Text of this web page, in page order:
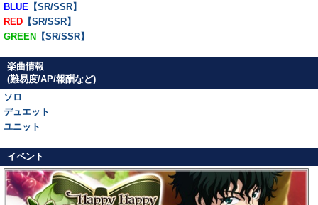
BLUE 【SR/SSR】
RED 【SR/SSR】
GREEN 【SR/SSR】
楽曲情報
(難易度/AP/報酬など)
ソロ
デュエット
ユニット
イベント